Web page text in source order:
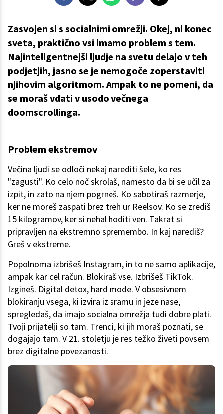
Zasvojen si s socialnimi omrežji. Okej, ni konec
sveta, praktično vsi imamo problem s tem.
Najinteligentnejši ljudje na svetu delajo v teh
podjetjih, jasno se je nemogoče zoperstaviti
njihovim algoritmom. Ampak to ne pomeni, da
se moraš vdati v usodo večnega
doomscrollinga.
Problem ekstremov
Večina ljudi se odloči nekaj narediti šele, ko res
"zagusti". Ko celo noč skrolaš, namesto da bi se učil za
izpit, in zato na njem pogrneš. Ko sabotiraš razmerje,
ker ne moreš zaspati brez treh ur Reelsov. Ko se zrediš
15 kilogramov, ker si nehal hoditi ven. Takrat si
pripravljen na ekstremno spremembo. In kaj narediš?
Greš v ekstreme.
Popolnoma izbrišeš Instagram, in to ne samo aplikacije,
ampak kar cel račun. Blokiraš vse. Izbrišeš TikTok.
Izgineš. Digital detox, hard mode. V obsesivnem
blokiranju vsega, ki izvira iz sramu in jeze nase,
spregledaš, da imajo socialna omrežja tudi dobre plati.
Tvoji prijatelji so tam. Trendi, ki jih moraš poznati, se
dogajajo tam. V 21. stoletju je res težko živeti povsem
brez digitalne povezanosti.